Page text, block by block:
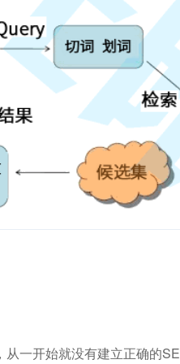
一开始就没有建立正确的